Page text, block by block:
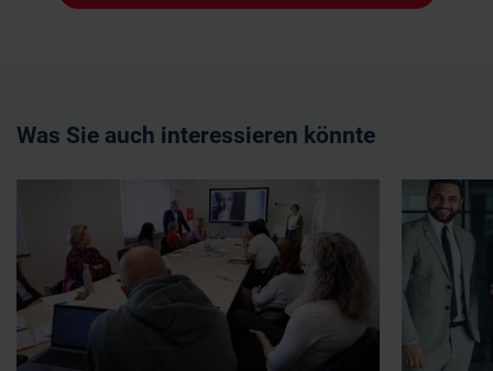
Was Sie auch interessieren könnte